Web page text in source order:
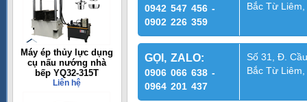
Máy ép thủy lực dụng
cụ nấu nướng nhà
bếp YQ32-315T
Liên hệ
0942 547 456 -
0902 226 359
Bắc Từ
GỌI, ZALO:
0906 066 638 -
0964 201 437
Số 31, Đ.
Bắc Từ